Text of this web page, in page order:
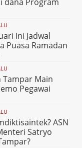
Ini Jadwal
Puasa Ramadan
Tampar Main
Pegawai
ASN
Satryo